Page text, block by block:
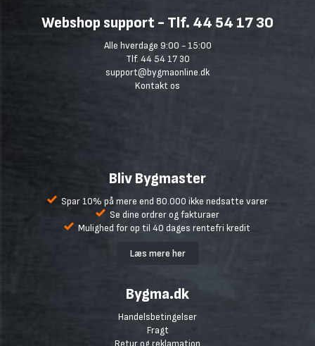
Webshop support - Tlf. 44 54 17 30
Alle hverdage 9:00 - 15:00
Tlf. 44 54 17 30
support@bygmaonline.dk
Kontakt os
Bliv Bygmaster
Spar 10% på mere end 80.000 ikke nedsatte varer
Se dine ordrer og fakturaer
Mulighed for op til 40 dages rentefri kredit
Læs mere her
Bygma.dk
Handelsbetingelser
Fragt
Retur og reklamation